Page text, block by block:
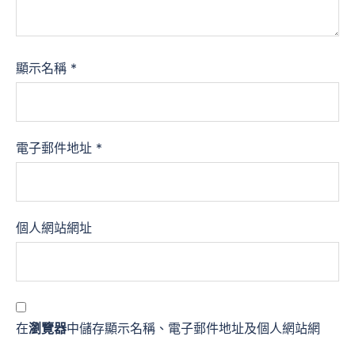
顯示名稱 *
電子郵件地址 *
個人網站網址
在瀏覽器中儲存顯示名稱、電子郵件地址及個人網站網